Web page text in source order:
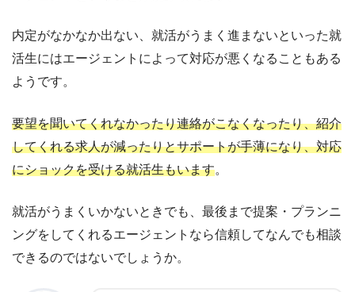
内定がなかなか出ない、就活がうまく進まないといった就
活生にはエージェントによって対応が悪くなることもある
ようです。
要望を聞いてくれなかったり連絡がこなくなったり、紹介
してくれる求人が減ったりとサポートが手薄になり、対応
にショックを受ける就活生もいます。
就活がうまくいかないときでも、最後まで提案・プランニ
ングをしてくれるエージェントなら信頼してなんでも相談
できるのではないでしょうか。